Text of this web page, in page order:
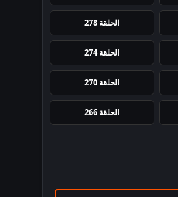
الحلقة 278
الحلقة 274
الحلقة 270
الحلقة 266